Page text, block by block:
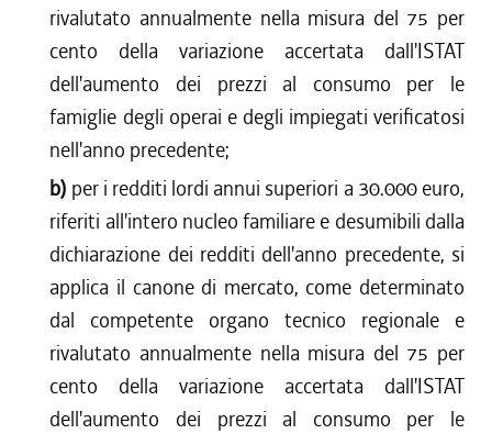
rivalutato annualmente nella misura del 75 per
cento della variazione accertata dall'ISTAT
dell'aumento dei prezzi al consumo per le
famiglie degli operai e degli impiegati verificatosi
nell'anno precedente;
b) per i redditi lordi annui superiori a 30.000 euro,
riferiti all'intero nucleo familiare e desumibili dalla
dichiarazione dei redditi dell'anno precedente, si
applica il canone di mercato, come determinato
dal competente organo tecnico regionale e
rivalutato annualmente nella misura del 75 per
cento della variazione accertata dall'ISTAT
dell'aumento dei prezzi al consumo per le